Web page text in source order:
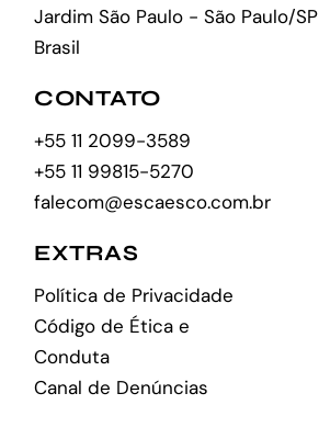
Jardim São Paulo - São Paulo/SP
Brasil
CONTATO
+55 11 2099-3589
+55 11 99815-5270
falecom@escaesco.com.br
EXTRAS
Política de Privacidade
Código de Ética e
Conduta
Canal de Denúncias